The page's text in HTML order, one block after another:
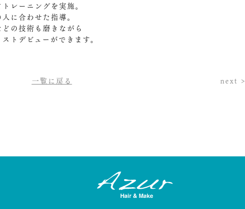
レーニングを実施。
に合わせた指導。
の技術も磨きながら
トデビューができます。
一覧に戻る next >